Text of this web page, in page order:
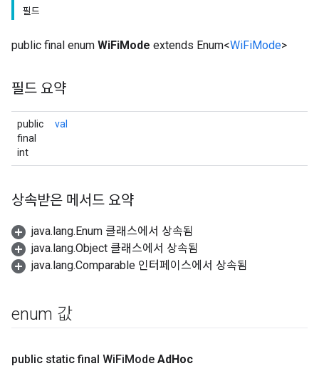
필드
public final enum WiFiMode extends Enum<WiFiMode>
필드 요약
public
final
int
val
상속받은 메서드 요약
java.lang.Enum 클래스에서 상속됨
java.lang.Object 클래스에서 상속됨
java.lang.Comparable 인터페이스에서 상속됨
enum 값
public static final WiFiMode AdHoc